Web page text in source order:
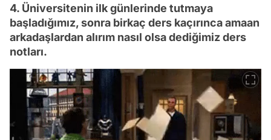
4. Üniversitenin ilk günlerinde tutmaya
başladığımız, sonra birkaç ders kaçırınca amaan
arkadaşlardan alırım nasıl olsa dediğimiz ders
notları.